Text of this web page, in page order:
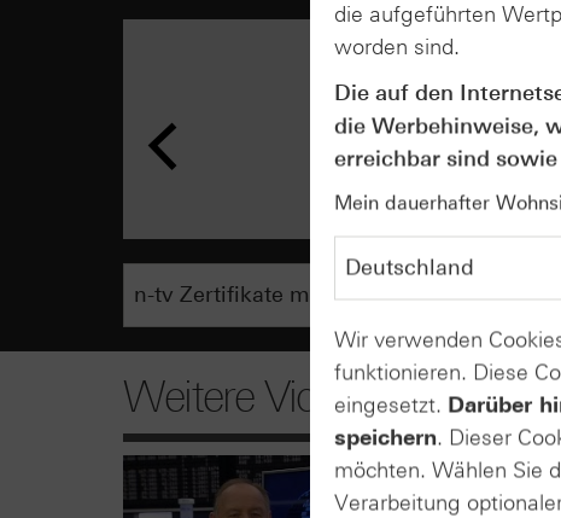
Weitere Videos
die aufgeführten
worden sind.
Die auf den
die Werbehinweise,
erreichbar sind
Mein dauerhafter
Wir verwenden
funktionieren. Diese
eingesetzt. Darüber
speichern. Dieser
möchten. Wählen Sie
Verarbeitung